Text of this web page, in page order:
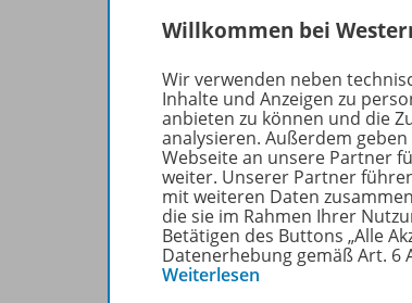
Lösungen
Nur für
Willkommen bei
Wir verwenden neben
Inhalte und Anzeigen zu
anbieten zu können und die
analysieren. Außerdem
Webseite an unsere Partner
weiter. Unserer Partner
mit weiteren Daten
die sie im Rahmen Ihrer
Betätigen des Buttons „Alle
Datenerhebung gemäß Art. 6
Weiterlesen